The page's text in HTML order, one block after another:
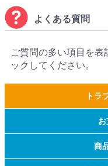
よくある質問
ご質問の多い項目を表
ックしてください。
トラ
商